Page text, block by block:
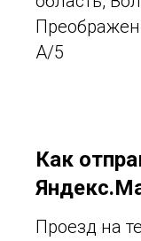
А/5
Как
Проезд на